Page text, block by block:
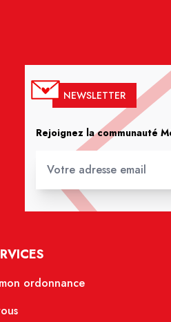
NEWSLETTER
Rejoignez la communauté
ordonnance